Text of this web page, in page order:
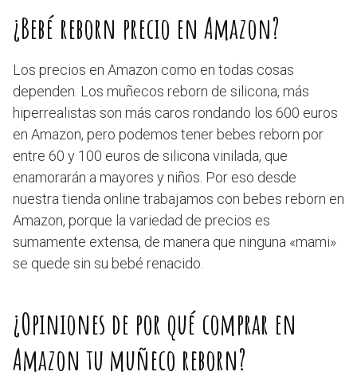
¿Bebé reborn precio en Amazon?
Los precios en Amazon como en todas cosas
dependen. Los muñecos reborn de silicona, más
hiperrealistas son más caros rondando los 600 euros
en Amazon, pero podemos tener bebes reborn por
entre 60 y 100 euros de silicona vinilada, que
enamorarán a mayores y niños. Por eso desde
nuestra tienda online trabajamos con bebes reborn en
Amazon, porque la variedad de precios es
sumamente extensa, de manera que ninguna «mami»
se quede sin su bebé renacido.
¿Opiniones de por qué comprar en
Amazon tu muñeco reborn?